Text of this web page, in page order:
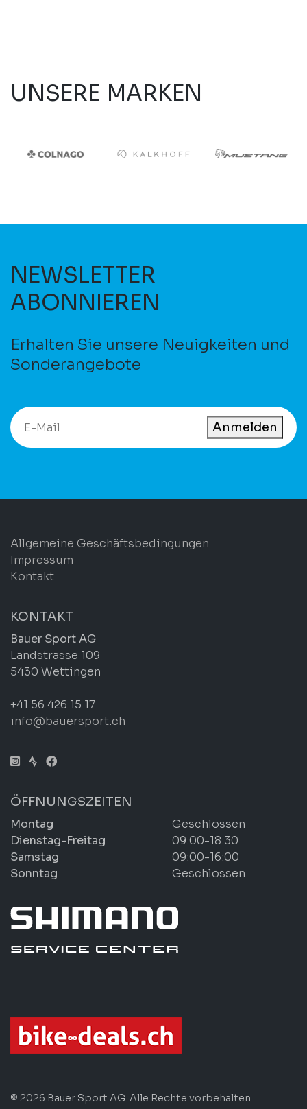
UNSERE MARKEN
NEWSLETTER
ABONNIEREN
Erhalten Sie unsere Neuigkeiten und
Sonderangebote
Anmelden
Allgemeine Geschäftsbedingungen
Impressum
Kontakt
KONTAKT
Bauer Sport AG
Landstrasse 109
5430 Wettingen
+41 56 426 15 17
info@bauersport.ch
ÖFFNUNGSZEITEN
Montag
Geschlossen
Dienstag-Freitag
09:00-18:30
Samstag
09:00-16:00
Sonntag
Geschlossen
© 2026 Bauer Sport AG. Alle Rechte vorbehalten.